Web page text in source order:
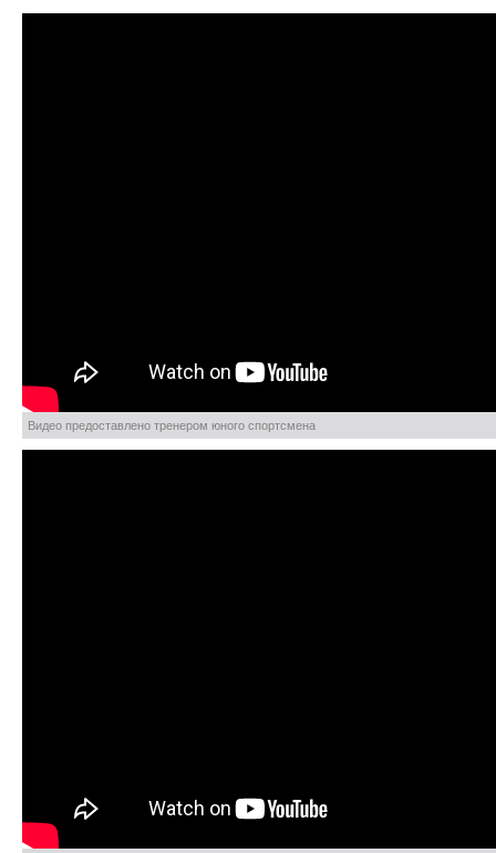
Видео предоставлено тренером юного спортсмена